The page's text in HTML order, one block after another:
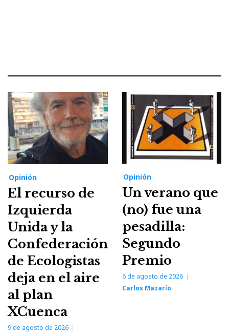
Opinión
El recurso de
Izquierda
Unida y la
Confederación
de Ecologistas
deja en el aire
al plan
XCuenca
9 de agosto de 2026
Opinión
Un verano que
(no) fue una
pesadilla:
Segundo
Premio
6 de agosto de 2026
Carlos Mazarío